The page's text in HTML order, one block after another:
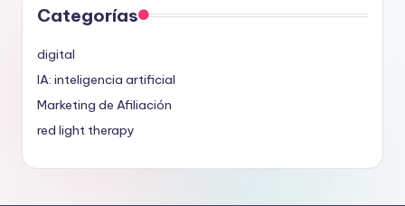
Categorías
digital
IA: inteligencia artificial
Marketing de Afiliación
red light therapy